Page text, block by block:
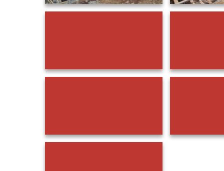
Prosedur Memasang Mozaik Kolam Panduan
Kontraktor Kolam Renang